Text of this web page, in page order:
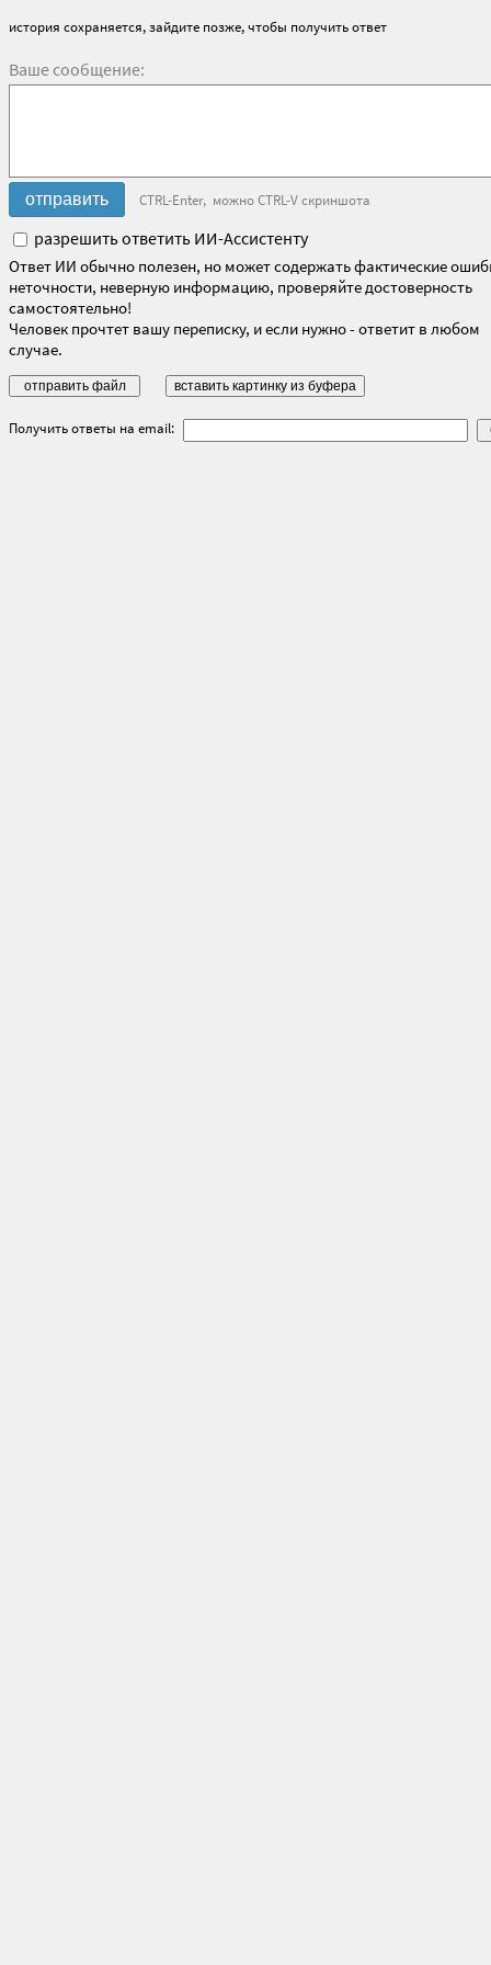
история сохраняется, зайдите позже, чтобы получить ответ
Ваше сообщение:
CTRL-Enter, можно CTRL-V скриншота
разрешить ответить ИИ-Ассистенту
Ответ ИИ обычно полезен, но может содержать фактические
неточности, неверную информацию, проверяйте достоверность
самостоятельно!
Человек прочтет вашу переписку, и если нужно - ответит в любом
случае.
Получить ответы на email: